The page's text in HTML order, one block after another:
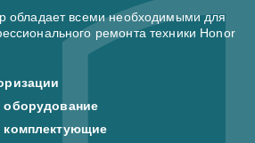
обладает всеми необходимыми для
ремонта техники Honor